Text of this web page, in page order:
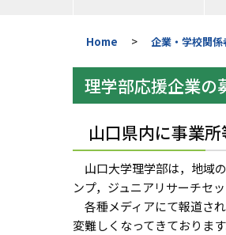
Home > 企業・学校関係
理学部応援企業の
山口県内に事業
山口大学理学部は，地域
ンプ，ジュニアリサーチセ
各種メディアにて報道さ
変難しくなってきております